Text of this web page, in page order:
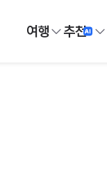
여행 추천